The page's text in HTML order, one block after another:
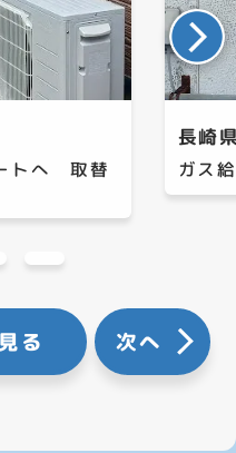
トへ 取替
長崎
ガス
る 次へ